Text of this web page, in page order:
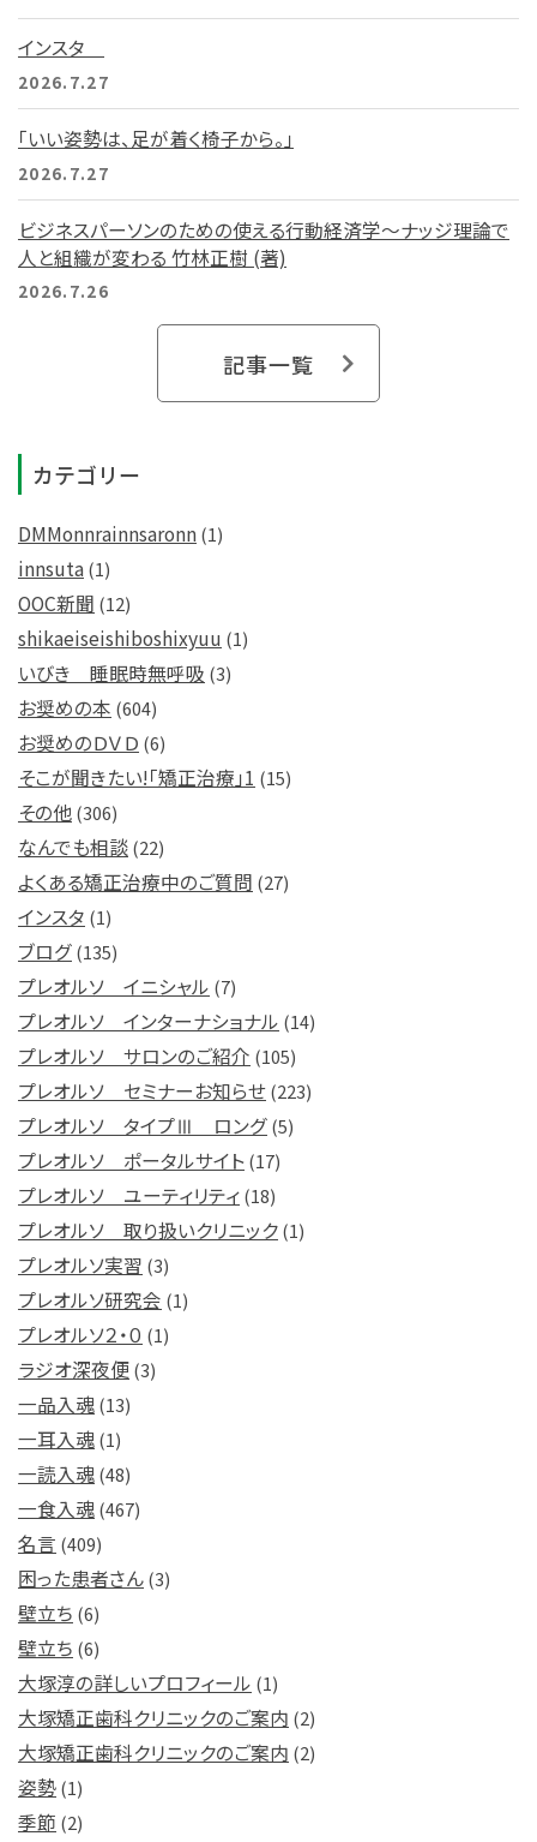
インスタ
2026.7.27
「いい姿勢は、足が着く椅子から。」
2026.7.27
ビジネスパーソンのための使える行動経済学～ナッジ理論で
人と組織が変わる 竹林正樹 (著)
2026.7.26
記事一覧
カテゴリー
DMMonnrainnsaronn(1)
innsuta(1)
OOC新聞 (12)
shikaeiseishiboshixyuu (1)
いびき 睡眠時無呼吸 (3)
お奨めの本 (604)
お奨めのＤＶＤ (6)
そこが聞きたい!「矯正治療」1 (15)
その他(306)
なんでも相談(22)
よくある矯正治療中のご質問 (27)
インスタ (1)
ブログ(135)
プレオルソ イニシャル (7)
プレオルソ インターナショナル (14)
プレオルソ サロンのご紹介 (105)
プレオルソ セミナーお知らせ(223)
プレオルソ タイプⅢ ロング(5)
プレオルソ ポータルサイト(17)
プレオルソ ユーティリティ(18)
プレオルソ 取り扱いクリニック(1)
プレオルソ実習 (3)
プレオルソ研究会 (1)
プレオルソ２・０ (1)
ラジオ深夜便(3)
一品入魂(13)
一耳入魂(1)
一読入魂(48)
一食入魂(467)
名言 (409)
困った患者さん(3)
壁立ち (6)
壁立ち (6)
大塚淳の詳しいプロフィール (1)
大塚矯正歯科クリニックのご案内 (2)
大塚矯正歯科クリニックのご案内 (2)
姿勢(1)
季節 (2)